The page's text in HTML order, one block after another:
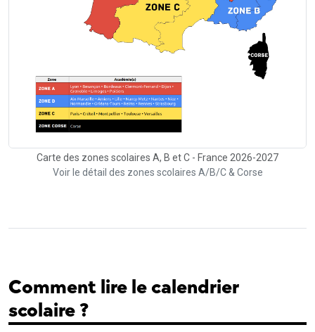
Carte des zones scolaires A, B et C - France 2026-2027
Voir le détail des zones scolaires A/B/C & Corse
Comment lire le calendrier
scolaire ?